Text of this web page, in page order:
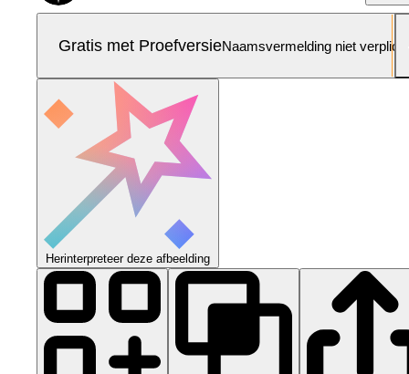
Gratis met ProefversieNaamsvermelding niet verplicht
Herinterpreteer deze afbeelding